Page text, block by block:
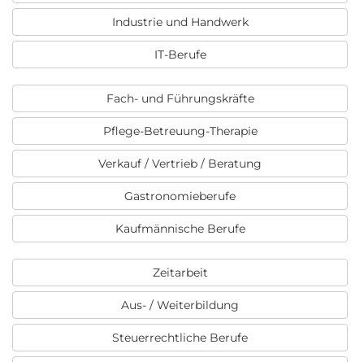
Industrie und Handwerk
IT-Berufe
Fach- und Führungskräfte
Pflege-Betreuung-Therapie
Verkauf / Vertrieb / Beratung
Gastronomieberufe
Kaufmännische Berufe
Zeitarbeit
Aus- / Weiterbildung
Steuerrechtliche Berufe